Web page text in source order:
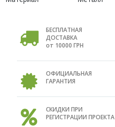
БЕСПЛАТНАЯ
ДОСТАВКА
от 10000 ГРН
ОФИЦИАЛЬНАЯ
ГАРАНТИЯ
СКИДКИ ПРИ
РЕГИСТРАЦИИ ПРОЕКТА